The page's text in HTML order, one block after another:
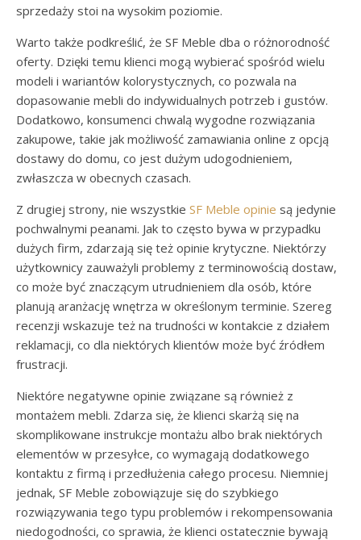
sprzedaży stoi na wysokim poziomie.
Warto także podkreślić, że SF Meble dba o różnorodność
oferty. Dzięki temu klienci mogą wybierać spośród wielu
modeli i wariantów kolorystycznych, co pozwala na
dopasowanie mebli do indywidualnych potrzeb i gustów.
Dodatkowo, konsumenci chwalą wygodne rozwiązania
zakupowe, takie jak możliwość zamawiania online z opcją
dostawy do domu, co jest dużym udogodnieniem,
zwłaszcza w obecnych czasach.
Z drugiej strony, nie wszystkie SF Meble opinie są jedynie
pochwalnymi peanami. Jak to często bywa w przypadku
dużych firm, zdarzają się też opinie krytyczne. Niektórzy
użytkownicy zauważyli problemy z terminowością dostaw,
co może być znaczącym utrudnieniem dla osób, które
planują aranżację wnętrza w określonym terminie. Szereg
recenzji wskazuje też na trudności w kontakcie z działem
reklamacji, co dla niektórych klientów może być źródłem
frustracji.
Niektóre negatywne opinie związane są również z
montażem mebli. Zdarza się, że klienci skarżą się na
skomplikowane instrukcje montażu albo brak niektórych
elementów w przesyłce, co wymagają dodatkowego
kontaktu z firmą i przedłużenia całego procesu. Niemniej
jednak, SF Meble zobowiązuje się do szybkiego
rozwiązywania tego typu problemów i rekompensowania
niedogodności, co sprawia, że klienci ostatecznie bywają